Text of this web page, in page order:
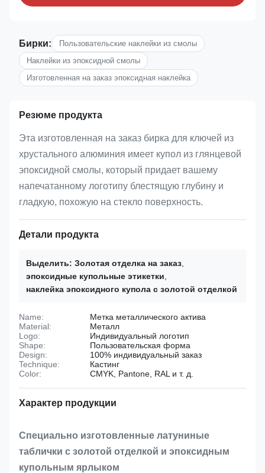
Бирки:
Пользовательские наклейки из смолы
Наклейки из эпоксидной смолы
Изготовленная на заказ эпоксидная наклейка
Резюме продукта
Эта изготовленная на заказ бирка для ключей из
хрустального алюминия имеет купол из глянцевой
эпоксидной смолы, который придает вашему
напечатанному логотипу блестящую глубину и
гладкую, похожую на стекло поверхность.
Детали продукта
Выделить: Золотая отделка на заказ
эпоксидные купольные этикетки
наклейка эпоксидного купола с золотой отделкой
Name:
Метка металлического актива
Material:
Металл
Logo:
Индивидуальный логотип
Shape:
Пользовательская форма
Design:
100% индивидуальный заказ
Technique:
Кастинг
Color:
CMYK, Pantone, RAL и т. д.
Характер продукции
Специально изготовленные латуниные
таблички с золотой отделкой и эпоксидным
купольным ярлыком